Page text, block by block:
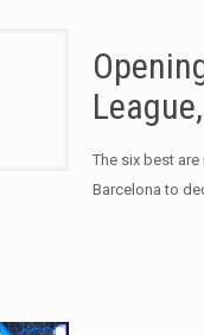
The six best
Barcelona to